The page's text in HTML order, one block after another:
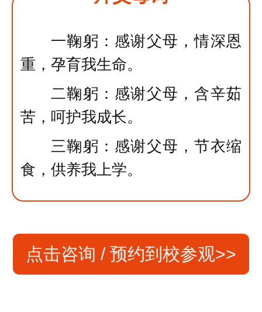
一鞠躬：感谢父母，情深恩
重，孕育我生命。
二鞠躬：感谢父母，含辛茹
苦，呵护我成长。
三鞠躬：感谢父母，节衣缩
食，供养我上学。
点击咨询 / 预约到校参观>>